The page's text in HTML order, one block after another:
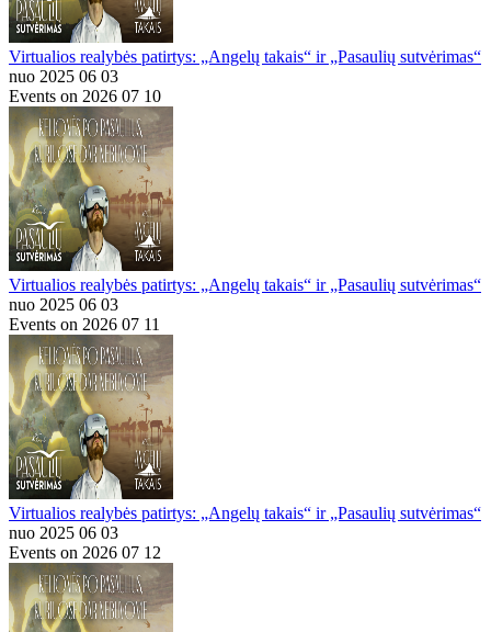
Virtualios realybės patirtys: „Angelų takais“ ir „Pasaulių sutvėrimas“
nuo 2025 06 03
Events on 2026 07 10
Virtualios realybės patirtys: „Angelų takais“ ir „Pasaulių sutvėrimas“
nuo 2025 06 03
Events on 2026 07 11
Virtualios realybės patirtys: „Angelų takais“ ir „Pasaulių sutvėrimas“
nuo 2025 06 03
Events on 2026 07 12